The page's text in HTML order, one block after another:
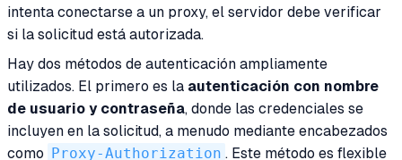
intenta conectarse a un proxy, el servidor debe verificar
si la solicitud está autorizada.
Hay dos métodos de autenticación ampliamente
utilizados. El primero es la autenticación con nombre
de usuario y contraseña, donde las credenciales se
incluyen en la solicitud, a menudo mediante encabezados
como
Proxy-Authorization . Este método es flexible